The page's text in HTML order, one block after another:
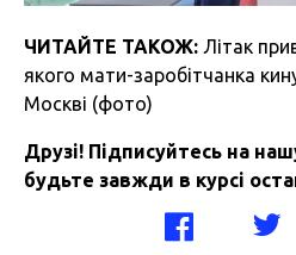
ЧИТАЙТЕ ТАКОЖ: Літак
якого мати-заробітчанка
Москві (фото)
Друзі! Підписуйтесь на
будьте завжди в курсі